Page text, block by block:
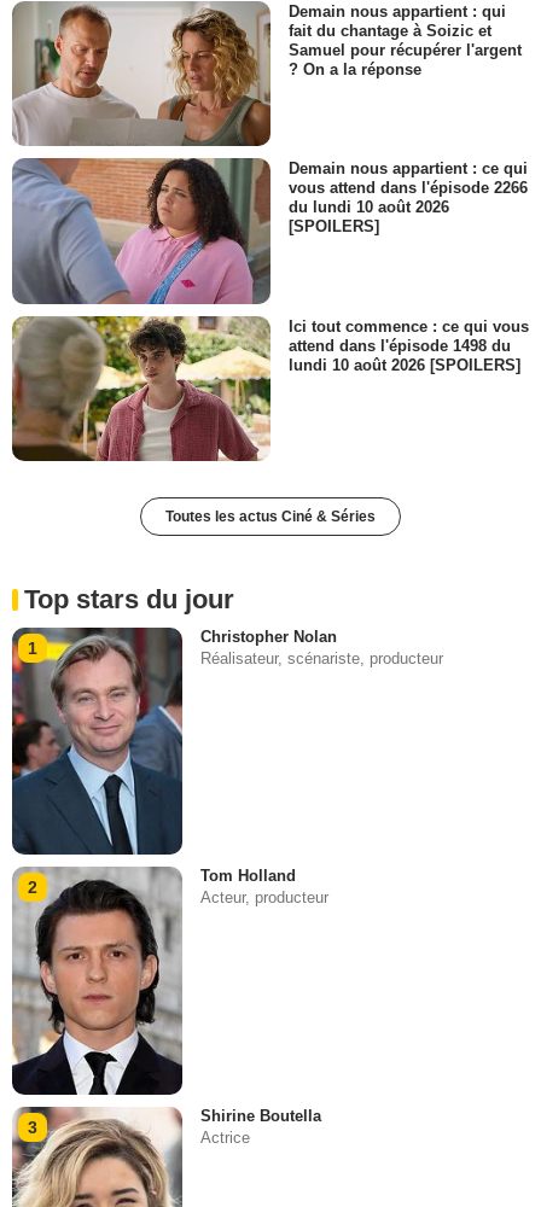
Demain nous appartient : qui
fait du chantage à Soizic et
Samuel pour récupérer l'argent
? On a la réponse
Demain nous appartient : ce qui
vous attend dans l'épisode 2266
du lundi 10 août 2026
[SPOILERS]
Ici tout commence : ce qui vous
attend dans l'épisode 1498 du
lundi 10 août 2026 [SPOILERS]
Toutes les actus Ciné & Séries
Top stars du jour
1
Christopher Nolan
Réalisateur, scénariste, producteur
2
Tom Holland
Acteur, producteur
3
Shirine Boutella
Actrice